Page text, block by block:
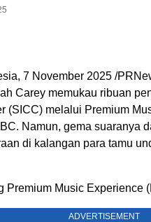
, 7 November 2025 /
Carey memukau ribuan
(SICC) melalui Premium
Namun, gema suaranya
di kalangan para tamu
Premium Music Experience
ADVERTISEMENT